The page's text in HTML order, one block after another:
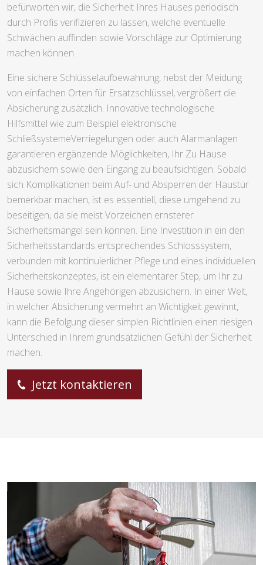
befürworten wir, die Sicherheit Ihres Hauses periodisch
durch Profis verifizieren zu lassen, welche eventuelle
Schwächen auffinden sowie Vorschläge zur Optimierung
machen können.
Eine sichere Schlüsselaufbewahrung, nebst der Meidung
von einfachen Orten für Ersatzschlüssel, vergrößert die
Absicherung zusätzlich. Innovative technologische
Hilfsmittel wie zum Beispiel elektronische
SchließsystemeVerriegelungen oder auch Alarmanlagen
garantieren ergänzende Möglichkeiten, Ihr Zu Hause
abzusichern sowie den Eingang zu beaufsichtigen. Sobald
sich Komplikationen beim Auf- und Absperren der Haustür
bemerkbar machen, ist es essentiell, diese umgehend zu
beseitigen, da sie meist Vorzeichen ernsterer
Sicherheitsmängel sein können. Eine Investition in ein den
Sicherheitsstandards entsprechendes Schlosssystem,
verbunden mit kontinuierlicher Pflege und eines individuellen
Sicherheitskonzeptes, ist ein elementarer Step, um Ihr zu
Hause sowie Ihre Angehörigen abzusichern. In einer Welt,
in welcher Absicherung vermehrt an Wichtigkeit gewinnt,
kann die Befolgung dieser simplen Richtlinien einen riesigen
Unterschied in Ihrem grundsätzlichen Gefühl der Sicherheit
machen.
Jetzt kontaktieren